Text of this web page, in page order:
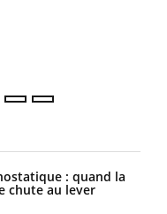
: quand la
chute au lever